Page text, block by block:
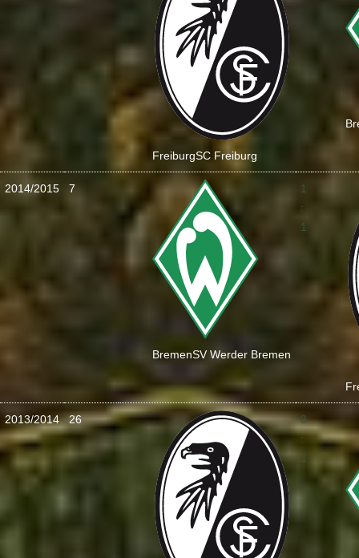
FreiburgSC Freiburg
2014/2015 7
BremenSV Werder Bremen
1
:
1
2013/2014 26
3
:
1